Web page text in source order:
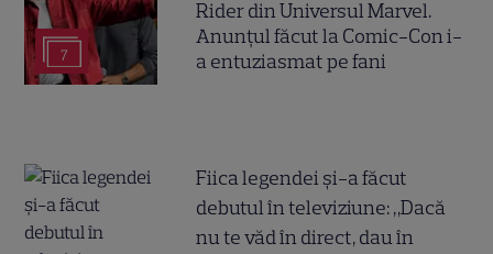
7
Rider din Universul Marvel.
Anunțul făcut la Comic-Con i-
a entuziasmat pe fani
Fiica legendei și-a făcut
debutul în televiziune: „Dacă
nu te văd în direct, dau în